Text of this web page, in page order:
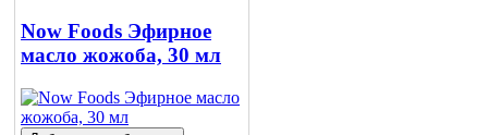
Now Foods Эфирное
масло жожоба, 30 мл